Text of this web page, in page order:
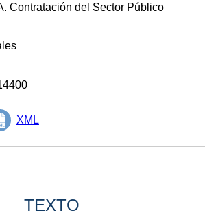
Contratación del Sector Público
XML
TEXTO